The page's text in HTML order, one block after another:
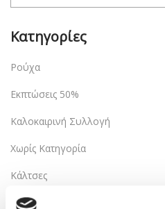
Κατηγορίες
Ρούχα
Εκπτώσεις 50%
Καλοκαιρινή Συλλογή
Χωρίς Κατηγορία
Κάλτσες
Πακέτα δώρων